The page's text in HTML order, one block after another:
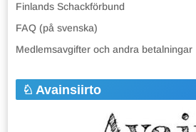
Finlands Schackförbund
FAQ (på svenska)
Medlemsavgifter och andra betalningar
Avainsiirto